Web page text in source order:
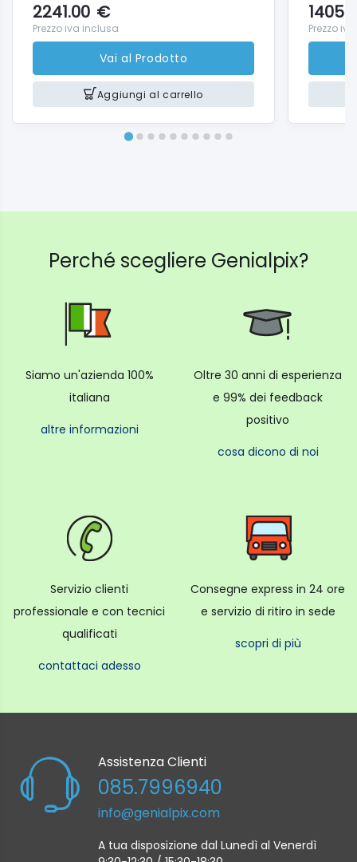
2241.00 €
Prezzo iva inclusa
Vai al Prodotto
Aggiungi al carrello
Prezzo
Perché scegliere Genialpix?
Siamo un'azienda 100%
italiana
altre informazioni
Oltre 30 anni di esperienza
e 99% dei feedback
positivo
cosa dicono di noi
Servizio clienti
professionale e con tecnici
qualificati
contattaci adesso
Consegne express in 24 ore
e servizio di ritiro in sede
scopri di più
Assistenza Clienti
085.7996940
info@genialpix.com
A tua disposizione dal Lunedì al Venerdì